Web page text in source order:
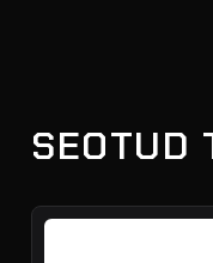
SEOTUD